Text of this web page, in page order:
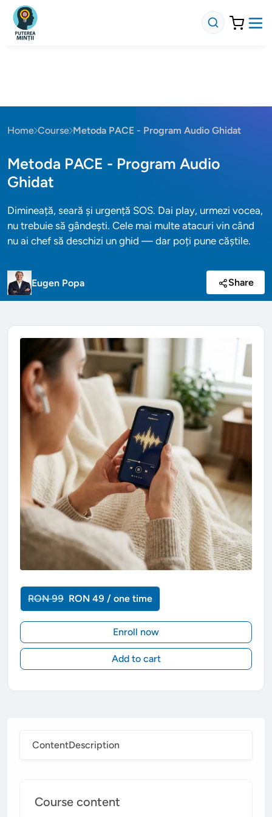
Home Course Metoda PACE - Program Audio Ghidat
Metoda PACE - Program Audio
Ghidat
Dimineață, seară și urgență SOS. Dai play, urmezi vocea,
nu trebuie să gândești. Cele mai multe atacuri vin când
nu ai chef să deschizi un ghid — dar poți pune căștile.
Eugen Popa Share
ContentDescription
Course content
RON 99 RON 49 / one time
Enroll now
Add to cart